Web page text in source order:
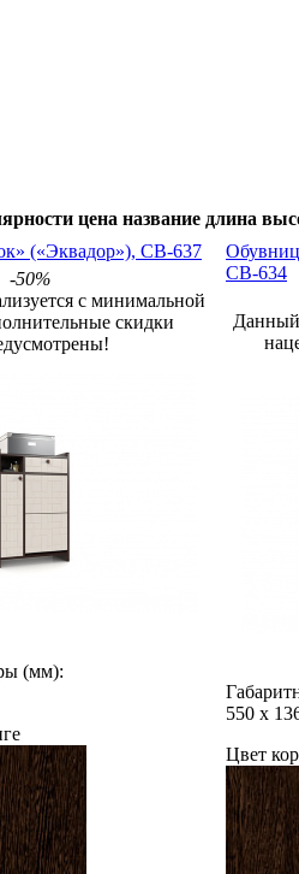
цена название длина
(«Эквадор»), СВ-637
-50%
с минимальной
скидки
(мм):
СВ-634
Данный
550 х
Цвет